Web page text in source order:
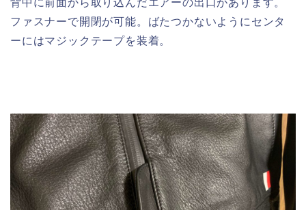
ファスナーで開閉が可能。ばたつかないようにセンタ
ーにはマジックテープを装着。